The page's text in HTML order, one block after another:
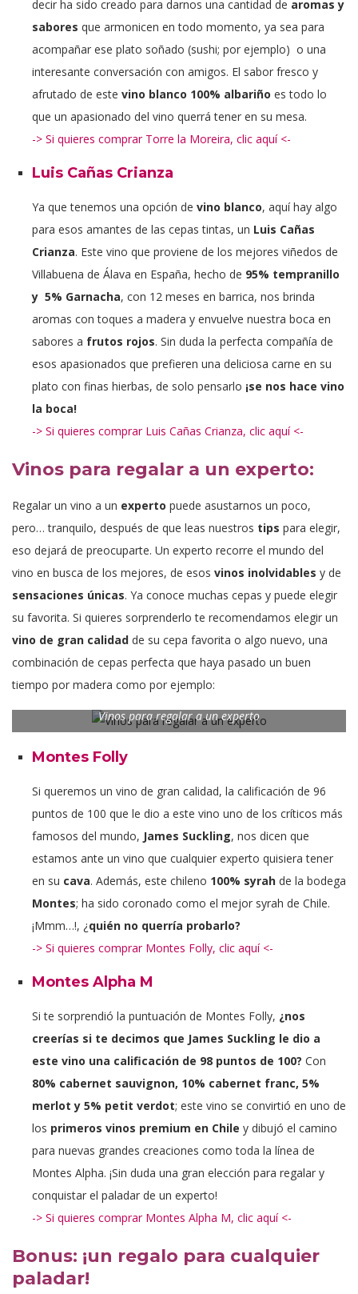
decir ha sido creado para darnos una cantidad de aromas y
sabores que armonicen en todo momento, ya sea para
acompañar ese plato soñado (sushi; por ejemplo) o una
interesante conversación con amigos. El sabor fresco y
afrutado de este vino blanco 100% albariño es todo lo
que un apasionado del vino querrá tener en su mesa.
-> Si quieres comprar Torre la Moreira, clic aquí <-
Luis Cañas Crianza
Ya que tenemos una opción de vino blanco, aquí hay algo
para esos amantes de las cepas tintas, un Luis Cañas
Crianza. Este vino que proviene de los mejores viñedos de
Villabuena de Álava en España, hecho de 95% tempranillo
y 5% Garnacha, con 12 meses en barrica, nos brinda
aromas con toques a madera y envuelve nuestra boca en
sabores a frutos rojos. Sin duda la perfecta compañía de
esos apasionados que prefieren una deliciosa carne en su
plato con finas hierbas, de solo pensarlo ¡se nos hace vino
la boca!
-> Si quieres comprar Luis Cañas Crianza, clic aquí <-
Vinos para regalar a un experto:
Regalar un vino a un experto puede asustarnos un poco,
pero… tranquilo, después de que leas nuestros tips para elegir,
eso dejará de preocuparte. Un experto recorre el mundo del
vino en busca de los mejores, de esos vinos inolvidables y de
sensaciones únicas. Ya conoce muchas cepas y puede elegir
su favorita. Si quieres sorprenderlo te recomendamos elegir un
vino de gran calidad de su cepa favorita o algo nuevo, una
combinación de cepas perfecta que haya pasado un buen
tiempo por madera como por ejemplo:
Vinos para regalar a un experto
Montes Folly
Si queremos un vino de gran calidad, la calificación de 96
puntos de 100 que le dio a este vino uno de los críticos más
famosos del mundo, James Suckling, nos dicen que
estamos ante un vino que cualquier experto quisiera tener
en su cava. Además, este chileno 100% syrah de la bodega
Montes; ha sido coronado como el mejor syrah de Chile.
¡Mmm…!, ¿quién no querría probarlo?
-> Si quieres comprar Montes Folly, clic aquí <-
Montes Alpha M
Si te sorprendió la puntuación de Montes Folly, ¿nos
creerías si te decimos que James Suckling le dio a
este vino una calificación de 98 puntos de 100? Con
80% cabernet sauvignon, 10% cabernet franc, 5%
merlot y 5% petit verdot; este vino se convirtió en uno de
los primeros vinos premium en Chile y dibujó el camino
para nuevas grandes creaciones como toda la línea de
Montes Alpha. ¡Sin duda una gran elección para regalar y
conquistar el paladar de un experto!
-> Si quieres comprar Montes Alpha M, clic aquí <-
Bonus: ¡un regalo para cualquier
paladar!